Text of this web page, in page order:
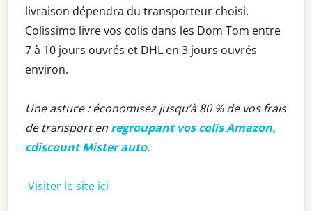
livraison dépendra du transporteur choisi.
Colissimo livre vos colis dans les Dom Tom entre
7 à 10 jours ouvrés et DHL en 3 jours ouvrés
environ.
Une astuce : économisez jusqu’à 80 % de vos frais
de transport en regroupant vos colis Amazon,
cdiscount Mister auto.
Visiter le site ici